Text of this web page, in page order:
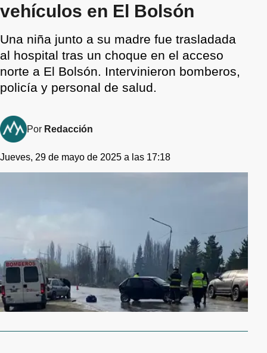
vehículos en El Bolsón
Una niña junto a su madre fue trasladada
al hospital tras un choque en el acceso
norte a El Bolsón. Intervinieron bomberos,
policía y personal de salud.
Por Redacción
Jueves, 29 de mayo de 2025 a las 17:18